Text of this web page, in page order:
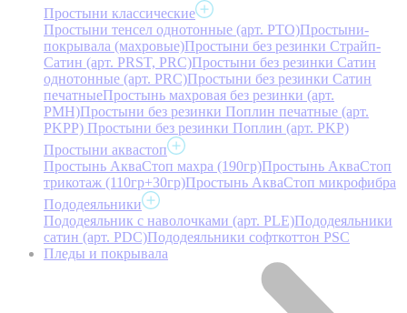
Простыни классические
Простыни тенсел однотонные (арт. PTO)Простыни-
покрывала (махровые)Простыни без резинки Страйп-
Сатин (арт. PRST, PRC)Простыни без резинки Сатин
однотонные (арт. PRC)Простыни без резинки Сатин
печатныеПростынь махровая без резинки (арт.
PMH)Простыни без резинки Поплин печатные (арт.
PKPP) Простыни без резинки Поплин (арт. PKP)
Простыни аквастоп
Простынь АкваСтоп махра (190гр)Простынь АкваСтоп
трикотаж (110гр+30гр)Простынь АкваСтоп микрофибра
Пододеяльники
Пододеяльник с наволочками (арт. PLE)Пододеяльники
сатин (арт. PDC)Пододеяльники софткоттон PSC
Пледы и покрывала